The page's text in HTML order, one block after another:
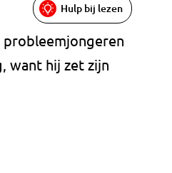
Hulp bij lezen
want hij zet zijn